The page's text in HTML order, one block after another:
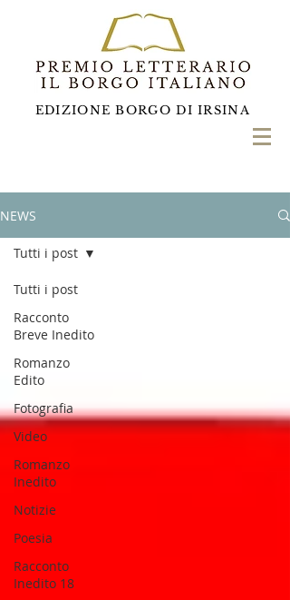
EDIZIONE BORGO DI IRSINA
NEWS
Tutti i post
Racconto
Breve Inedito
Romanzo
Edito
Fotografia
Video
Romanzo
Inedito
Notizie
Poesia
Racconto
Inedito 18
Tutti i post